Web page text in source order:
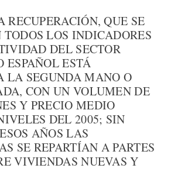
RECUPERACIÓN, QUE SE
LOS INDICADORES
DEL SECTOR
ESTÁ
LA SEGUNDA MANO O
CON UN VOLUMEN DE
Y PRECIO MEDIO
DEL 2005; SIN
AÑOS LAS
SE REPARTÍAN A PARTES
VIVIENDAS NUEVAS Y